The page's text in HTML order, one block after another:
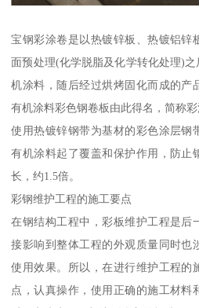
宝钢彩涂卷是以热镀锌板、热镀铝锌
面预处理(化学脱脂及化学转化处理)
机涂料，随后经过烘烤固化而成的产
有机涂料彩色钢卷板由此得名，简称彩
使用热镀锌钢带为基材的彩色涂层钢
有机涂料起了覆盖和保护作用，防止
长，约1.5倍。
彩钢维护工程的施工要点
在钢结构工程中，彩板维护工程是后
接影响到整体工程的外观质量同时也
使用效果。所以，在进行维护工程的
点，认真操作，使用正确的施工材料